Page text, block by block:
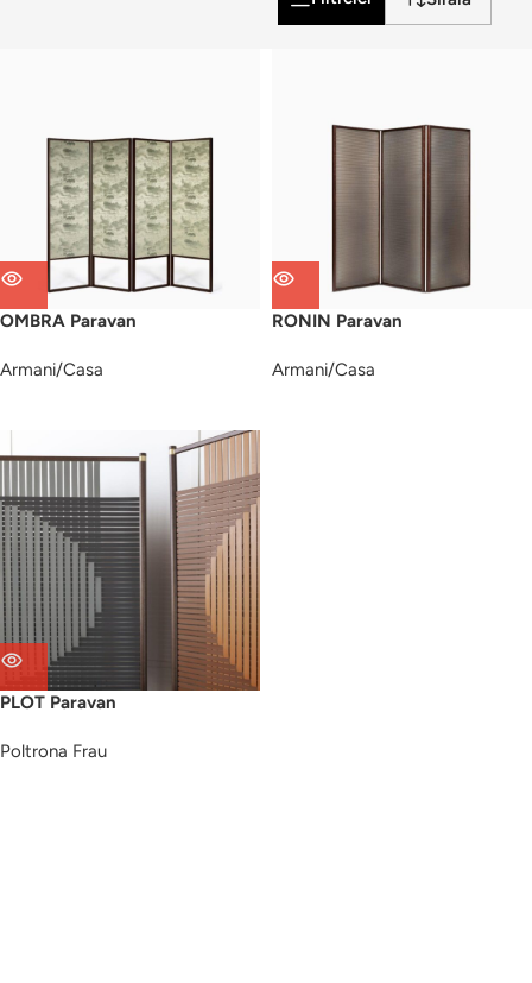
OMBRA Paravan
Armani/Casa
RONIN Paravan
Armani/Casa
PLOT Paravan
Poltrona Frau